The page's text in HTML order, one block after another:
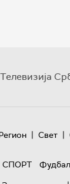
| Свет |
СПОРТ
Фудбал